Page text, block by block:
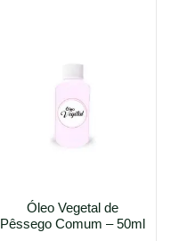
Óleo Vegetal de
Pêssego Comum – 50ml